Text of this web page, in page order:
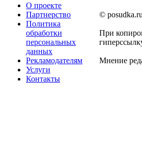
О проекте
Партнерство
Политика
обработки
персональных
данных
Рекламодателям
Услуги
Контакты
©
При
Мнение